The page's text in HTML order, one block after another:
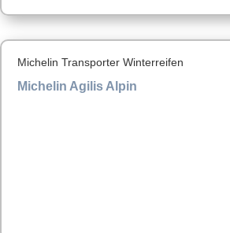
Michelin Transporter Winterreifen
Michelin Agilis Alpin